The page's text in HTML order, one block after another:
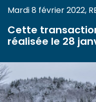
Mardi 8 février 2022,
Cette
réalisée le 28